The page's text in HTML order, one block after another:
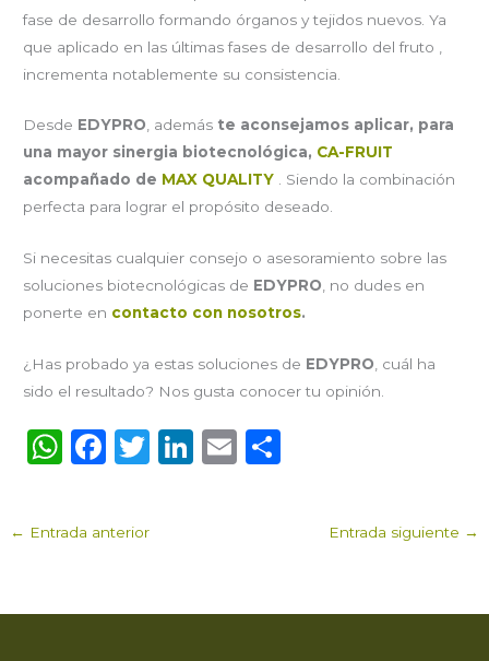
fase de desarrollo formando órganos y tejidos nuevos. Ya
que aplicado en las últimas fases de desarrollo del fruto ,
incrementa notablemente su consistencia.
Desde EDYPRO, además te aconsejamos aplicar, para
una mayor sinergia biotecnológica, CA-FRUIT
acompañado de MAX QUALITY . Siendo la combinación
perfecta para lograr el propósito deseado.
Si necesitas cualquier consejo o asesoramiento sobre las
soluciones biotecnológicas de EDYPRO, no dudes en
ponerte en contacto con nosotros.
¿Has probado ya estas soluciones de EDYPRO, cuál ha
sido el resultado? Nos gusta conocer tu opinión.
W
a
ts
p
F
c
e
o
T
Li
n
E
ti
← Entrada anterior Entrada siguiente →